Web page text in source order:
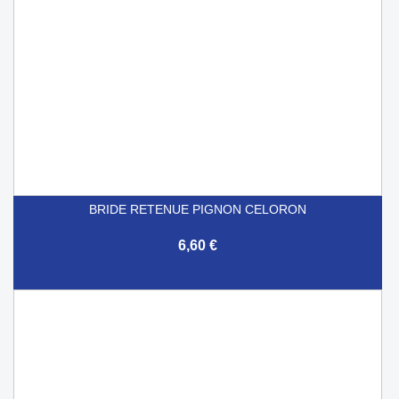
BRIDE RETENUE PIGNON CELORON
6,60 €